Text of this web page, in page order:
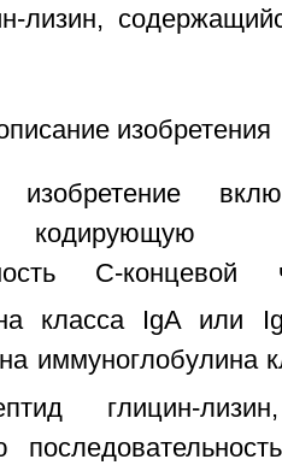
лизин,
изобретения
изобретение
С-
класса IgA или
иммуноглобулина
глицин-